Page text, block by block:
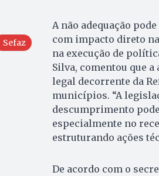
Sefaz
A não adequação
com impacto direto
na execução de
Silva, comentou que
legal decorrente da
municípios. “A
descumprimento
especialmente no
estruturando ações
De acordo com o